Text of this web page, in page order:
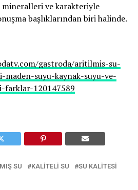
mineralleri ve karakteriyle
başlıklarından biri halinde.
gastroda/aritilmis-su-
suyu-kaynak-suyu-ve-
farklar-120147589
SU KALITELI SU
SU KALITESI